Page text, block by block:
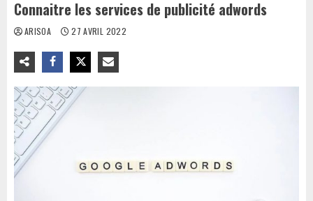
Connaitre les services de publicité adwords
ARISOA 27 AVRIL 2022